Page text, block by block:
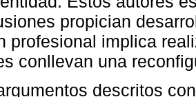
propician
profesional implica
conllevan una
descritos